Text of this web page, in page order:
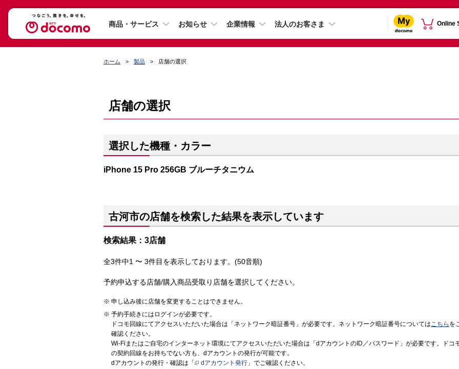
商品・サービス お知らせ 企業情報 法人のお客さま Online
ホーム 製品 店舗の選択
店舗の選択
選択した機種・カラー
iPhone 15 Pro 256GB ブルーチタニウム
古河市の店舗を検索した結果を表示しています
検索結果：3店舗
全3件中1 〜 3件目を表示しております。(50音順)
予約申込する店舗/購入商品受取り店舗を選択してください。
申し込み後に店舗を変更することはできません。
予約手続きにはログインが必要です。
ドコモ回線にてアクセスいただいた場合は「ネットワーク暗証番号」が必要です。ネットワーク暗証番号についてはこちら を
確認ください。
Wi-Fiまたはご自宅のインターネット環境にてアクセスいただいた場合は「dアカウントのID／パスワード」が必要です。ドコ
の契約回線をお持ちでない方も、dアカウントの発行が可能です。
dアカウントの発行・確認は「
dアカウント発行 」でご確認ください。